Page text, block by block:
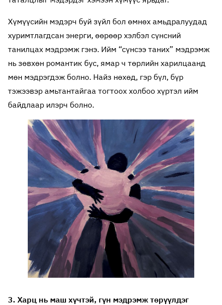
Хүмүүсийн мэдэрч буй зүйл бол өмнөх амьдралуудад
хуримтлагдсан энерги, өөрөөр хэлбэл сүнсний
танилцах мэдрэмж гэнэ. Ийм “сүнсээ таних” мэдрэмж
нь зөвхөн романтик бус, ямар ч төрлийн харилцаанд
мөн мэдрэгдэж болно. Найз нөхөд, гэр бүл, бүр
тэжээвэр амьтантайгаа тогтоох холбоо хүртэл ийм
байдлаар илэрч болно.
3. Харц нь маш хүчтэй, гүн мэдрэмж төрүүлдэг